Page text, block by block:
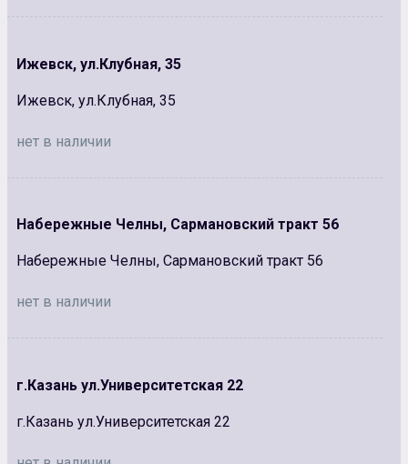
Ижевск, ул.Клубная, 35
Ижевск, ул.Клубная, 35
нет в наличии
Набережные Челны, Сармановский тракт 56
Набережные Челны, Сармановский тракт 56
нет в наличии
г.Казань ул.Университетская 22
г.Казань ул.Университетская 22